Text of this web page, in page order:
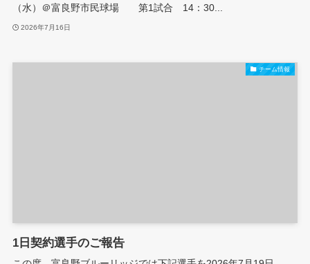
（水）＠富良野市民球場 第1試合 14：30...
2026年7月16日
チーム情報
1日契約選手のご報告